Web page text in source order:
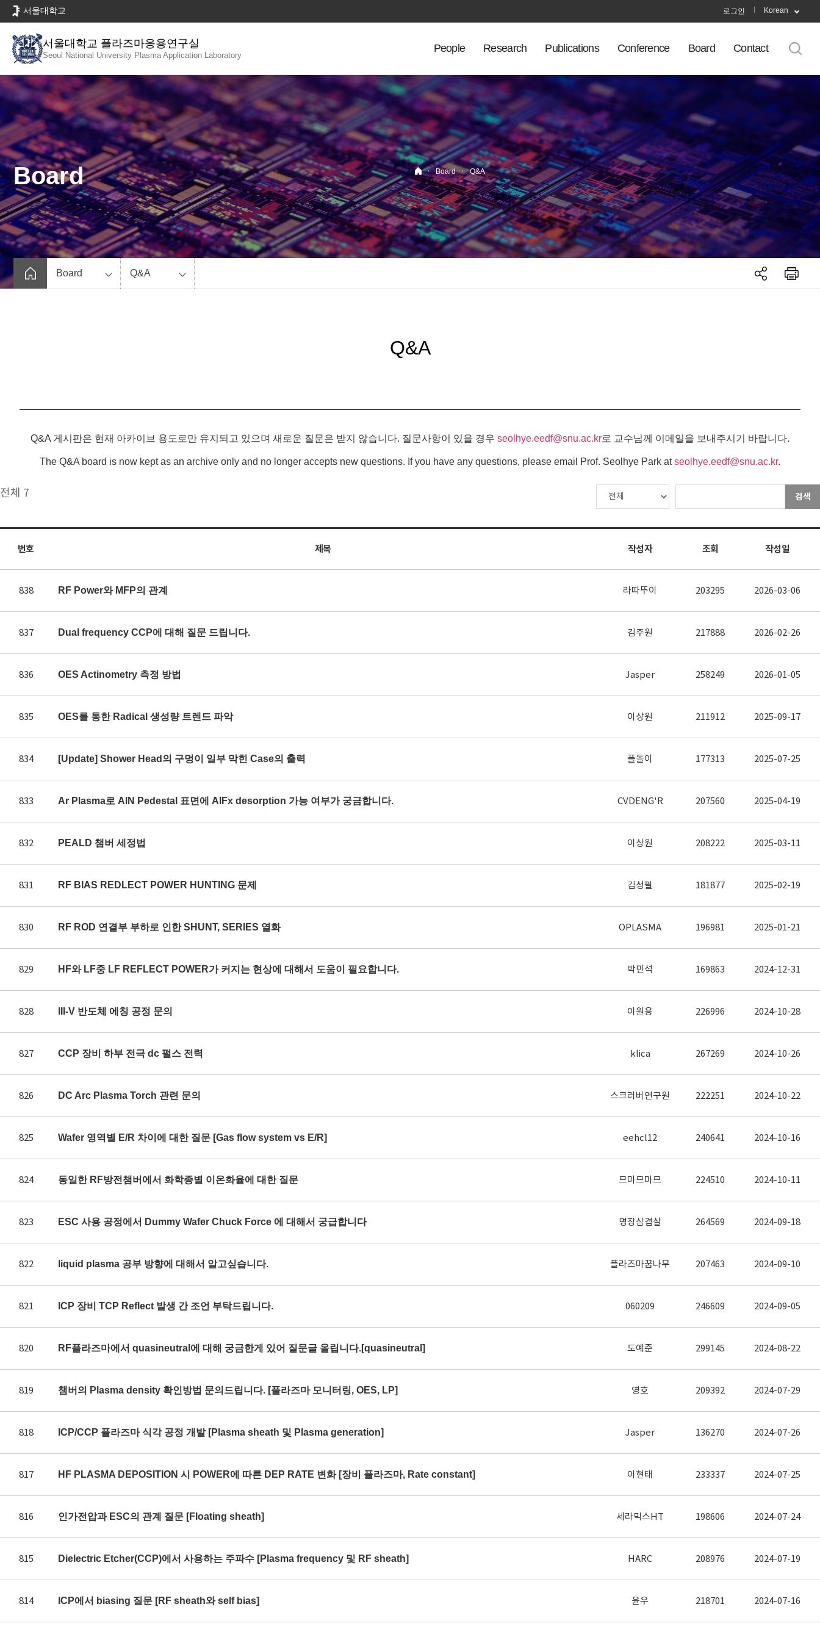
로
뉴
서울대학교 로그인 Korean
서울대학교 플라즈마응용연구실
Seoul National University Plasma Application Laboratory
People Research Publications Conference Board Contact
Board · Board · Q&A
Board Q&A
Q&A
Q&A 게시판은 현재 아카이브 용도로만 유지되고 있으며 새로운 질문은 받지 않습니다. 질문사항이 있을 경우 seolhye.eedf@snu.ac.kr로 교수님께 이메일을 보내주시기 바랍니다.
The Q&A board is now kept as an archive only and no longer accepts new questions. If you have any questions, please email Prof. Seolhye Park atseolhye.eedf@snu.ac.kr.
전체 7 검색
번호 제목 작성자 조회 작성일
838 RF Power와 MFP의 관계 라따뚜이 203295 2026-03-06
837 Dual frequency CCP에 대해 질문 드립니다. 김주원 217888 2026-02-26
836 OES Actinometry 측정 방법 Jasper 258249 2026-01-05
835 OES를 통한 Radical 생성량 트렌드 파악 이상원 211912 2025-09-17
834 [Update] Shower Head의 구멍이 일부 막힌 Case의 출력 플돌이 177313 2025-07-25
833 Ar Plasma로 AlN Pedestal 표면에 AlFx desorption 가능 여부가 궁금합니다. CVDENG'R 207560 2025-04-19
832 PEALD 챔버 세정법 이상원 208222 2025-03-11
831 RF BIAS REDLECT POWER HUNTING 문제 김성필 181877 2025-02-19
830 RF ROD 연결부 부하로 인한 SHUNT, SERIES 열화 OPLASMA 196981 2025-01-21
829 HF와 LF중 LF REFLECT POWER가 커지는 현상에 대해서 도움이 필요합니다. 박민석 169863 2024-12-31
828 III-V 반도체 에칭 공정 문의 이원용 226996 2024-10-28
827 CCP 장비 하부 전극 dc 펄스 전력 klica 267269 2024-10-26
826 DC Arc Plasma Torch 관련 문의 스크러버연구원 222251 2024-10-22
825 Wafer 영역별 E/R 차이에 대한 질문 [Gas flow system vs E/R] eehcl12 240641 2024-10-16
824 동일한 RF방전챔버에서 화학종별 이온화율에 대한 질문 므마므마므 224510 2024-10-11
823 ESC 사용 공정에서 Dummy Wafer Chuck Force 에 대해서 궁급합니다 명장삼겹살 264569 2024-09-18
822 liquid plasma 공부 방향에 대해서 알고싶습니다. 플라즈마꿈나무 207463 2024-09-10
821 ICP 장비 TCP Reflect 발생 간 조언 부탁드립니다. 060209 246609 2024-09-05
820 RF플라즈마에서 quasineutral에 대해 궁금한게 있어 질문글 올립니다.[quasineutral] 도예준 299145 2024-08-22
819 챔버의 Plasma density 확인방법 문의드립니다. [플라즈마 모니터링, OES, LP] 영호 209392 2024-07-29
818 ICP/CCP 플라즈마 식각 공정 개발 [Plasma sheath 및 Plasma generation] Jasper 136270 2024-07-26
817 HF PLASMA DEPOSITION 시 POWER에 따른 DEP RATE 변화 [장비 플라즈마, Rate constant] 이현태 233337 2024-07-25
816 인가전압과 ESC의 관계 질문 [Floating sheath] 세라믹스HT 198606 2024-07-24
815 Dielectric Etcher(CCP)에서 사용하는 주파수 [Plasma frequency 및 RF sheath] HARC 208976 2024-07-19
814 ICP에서 biasing 질문 [RF sheath와 self bias] 윤우 218701 2024-07-16